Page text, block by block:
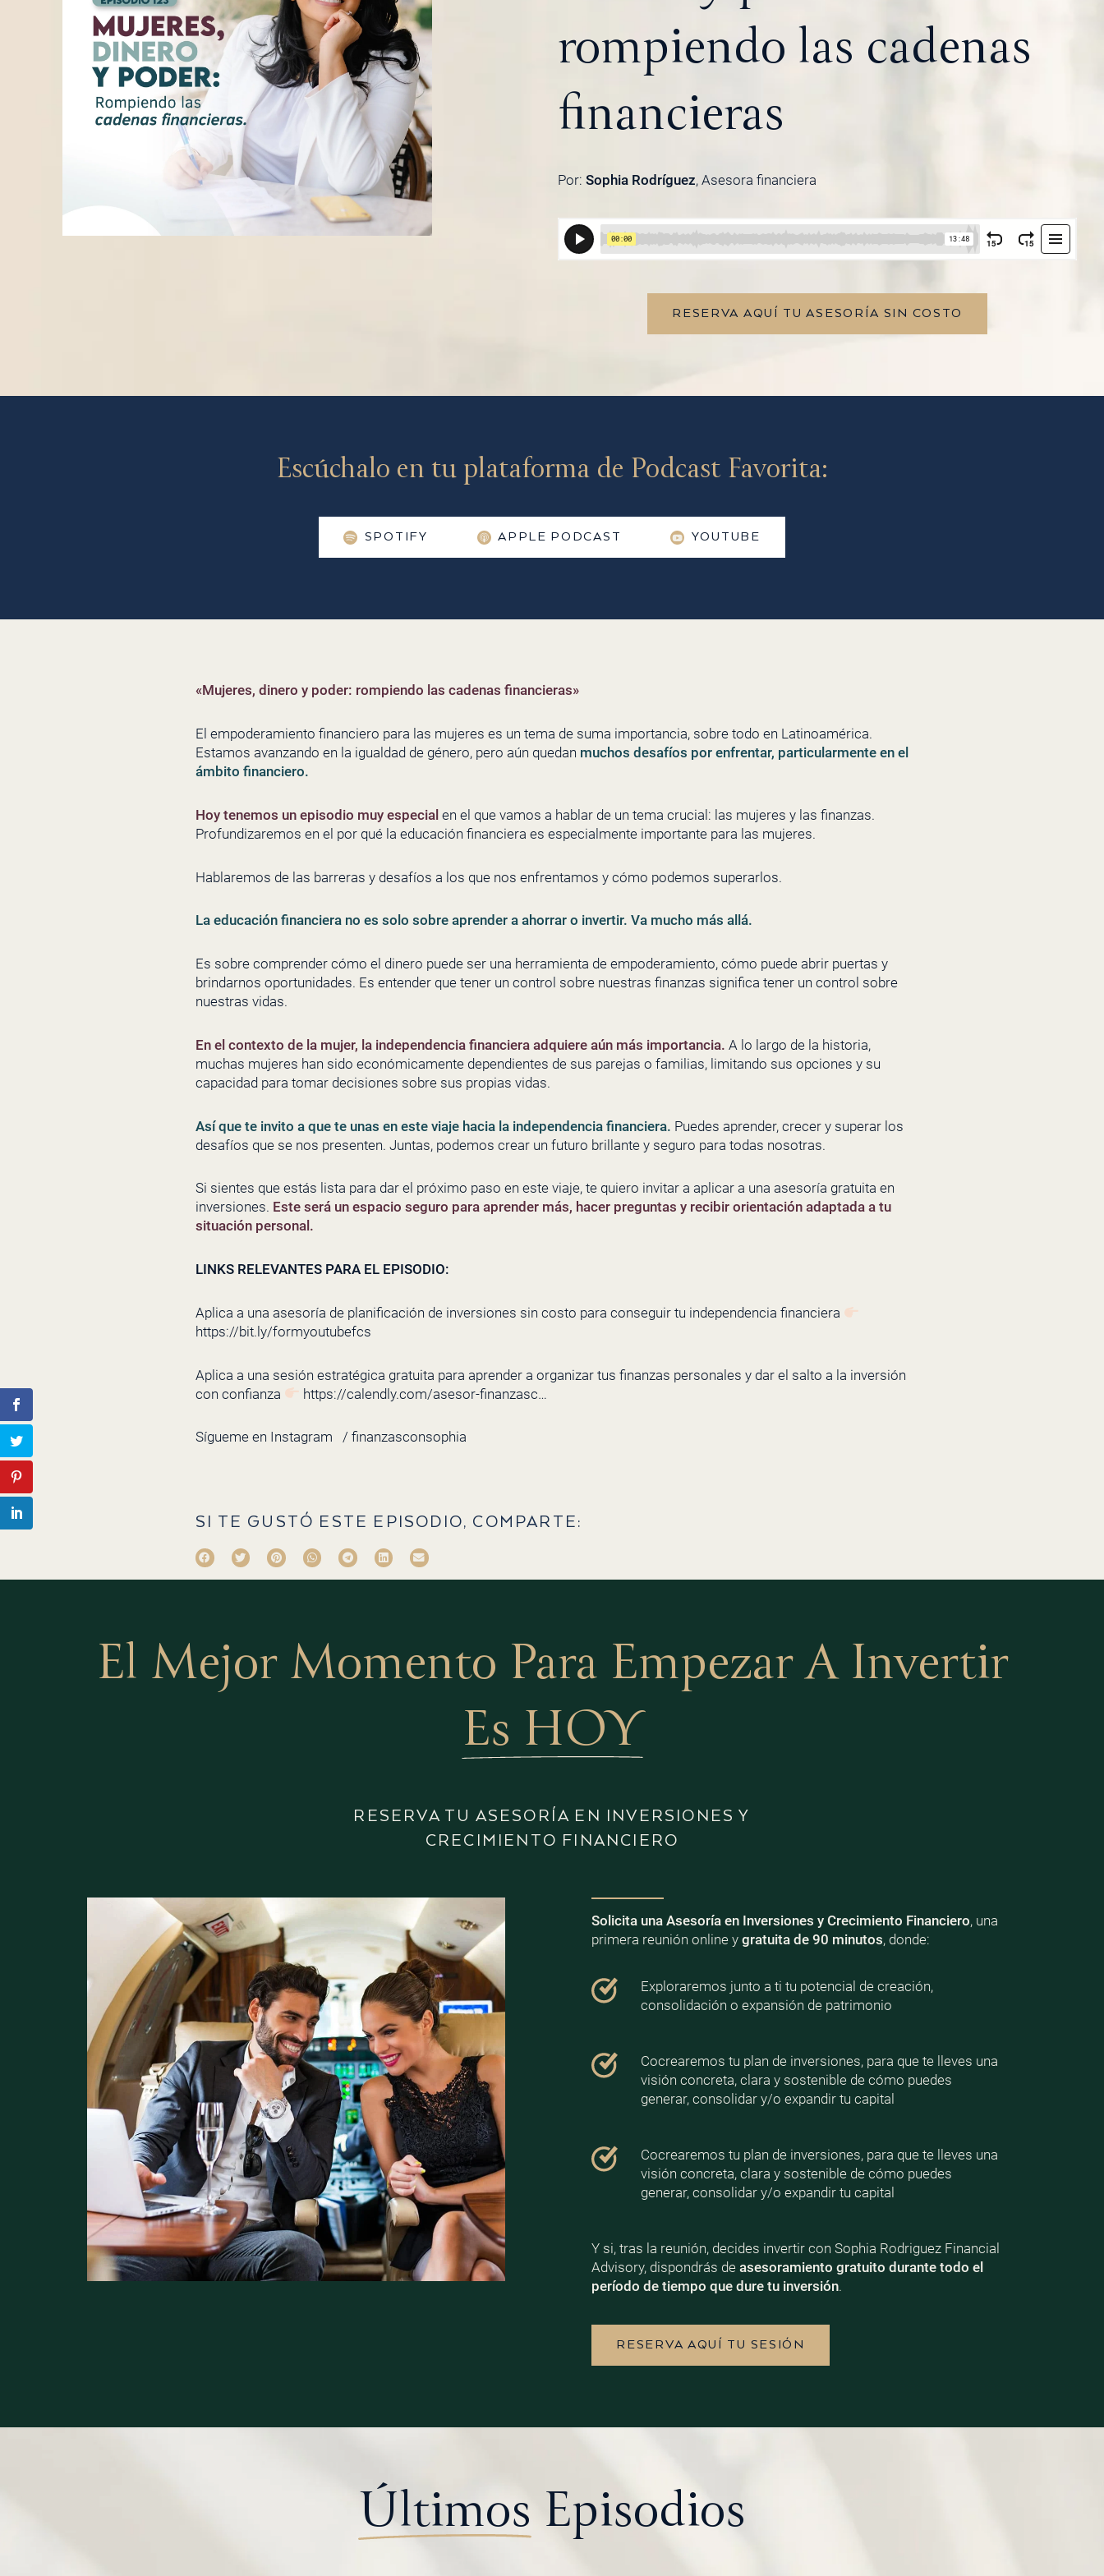
rompiendo las cadenas
financieras
Por:Sophia Rodríguez, Asesora financiera
RESERVA AQUÍ TU ASESORÍA SIN COSTO
Escúchalo en tu plataforma de Podcast Favorita:
SPOTIFY APPLE PODCAST YOUTUBE
«Mujeres, dinero y poder: rompiendo las cadenas financieras»
El empoderamiento financiero para las mujeres es un tema de suma importancia, sobre todo en Latinoamérica.
Estamos avanzando en la igualdad de género, pero aún quedan muchos desafíos por enfrentar, particularmente en el
ámbito financiero.
Hoy tenemos un episodio muy especial en el que vamos a hablar de un tema crucial: las mujeres y las finanzas.
Profundizaremos en el por qué la educación financiera es especialmente importante para las mujeres.
Hablaremos de las barreras y desafíos a los que nos enfrentamos y cómo podemos superarlos.
La educación financiera no es solo sobre aprender a ahorrar o invertir. Va mucho más allá.
Es sobre comprender cómo el dinero puede ser una herramienta de empoderamiento, cómo puede abrir puertas y
brindarnos oportunidades. Es entender que tener un control sobre nuestras finanzas significa tener un control sobre
nuestras vidas.
En el contexto de la mujer, la independencia financiera adquiere aún más importancia. A lo largo de la historia,
muchas mujeres han sido económicamente dependientes de sus parejas o familias, limitando sus opciones y su
capacidad para tomar decisiones sobre sus propias vidas.
Así que te invito a que te unas en este viaje hacia la independencia financiera. Puedes aprender, crecer y superar los
desafíos que se nos presenten. Juntas, podemos crear un futuro brillante y seguro para todas nosotras.
Si sientes que estás lista para dar el próximo paso en este viaje, te quiero invitar a aplicar a una asesoría gratuita en
inversiones. Este será un espacio seguro para aprender más, hacer preguntas y recibir orientación adaptada a tu
situación personal.
LINKS RELEVANTES PARA EL EPISODIO:
Aplica a una asesoría de planificación de inversiones sin costo para conseguir tu independencia financiera
https://bit.ly/formyoutubefcs
Aplica a una sesión estratégica gratuita para aprender a organizar tus finanzas personales y dar el salto a la inversión
con confianza
https://calendly.com/asesor-finanzasc…
Sígueme en Instagram / finanzasconsophia
SI TE GUSTÓ ESTE EPISODIO, COMPARTE:
El Mejor Momento Para Empezar A Invertir
Es HOY
RESERVA TU ASESORÍA EN INVERSIONES Y
CRECIMIENTO FINANCIERO
Solicita una Asesoría en Inversiones y Crecimiento Financiero, una
primera reunión online ygratuita de 90 minutos, donde:
Exploraremos junto a ti tu potencial de creación,
consolidación o expansión de patrimonio
Cocrearemos tu plan de inversiones, para que te lleves una
visión concreta, clara y sostenible de cómo puedes
generar, consolidar y/o expandir tu capital
Cocrearemos tu plan de inversiones, para que te lleves una
visión concreta, clara y sostenible de cómo puedes
generar, consolidar y/o expandir tu capital
Y si, tras la reunión, decides invertir con Sophia Rodriguez Financial
Advisory, dispondrás deasesoramiento gratuito durante todo el
período de tiempo que dure tu inversión.
RESERVA AQUÍ TU SESIÓN
Últimos Episodios